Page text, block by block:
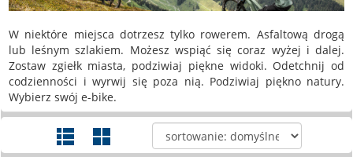
W niektóre miejsca dotrzesz tylko rowerem. Asfaltową drogą
lub leśnym szlakiem. Możesz wspiąć się coraz wyżej i dalej.
Zostaw zgiełk miasta, podziwiaj piękne widoki. Odetchnij od
codzienności i wyrwij się poza nią. Podziwiaj piękno natury.
Wybierz swój e-bike.